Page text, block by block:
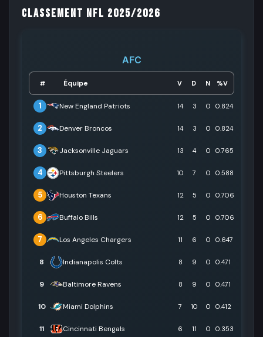
Classement NFL 2025/2026
AFC
# Équipe V D N %V
1 New England Patriots 14 3 0 0.824
2 Denver Broncos 14 3 0 0.824
3 Jacksonville Jaguars 13 4 0 0.765
4 Pittsburgh Steelers 10 7 0 0.588
5 Houston Texans 12 5 0 0.706
6 Buffalo Bills 12 5 0 0.706
7 Los Angeles Chargers 11 6 0 0.647
8 Indianapolis Colts 8 9 0 0.471
9 Baltimore Ravens 8 9 0 0.471
10 Miami Dolphins 7 10 0 0.412
11 Cincinnati Bengals 6 11 0 0.353